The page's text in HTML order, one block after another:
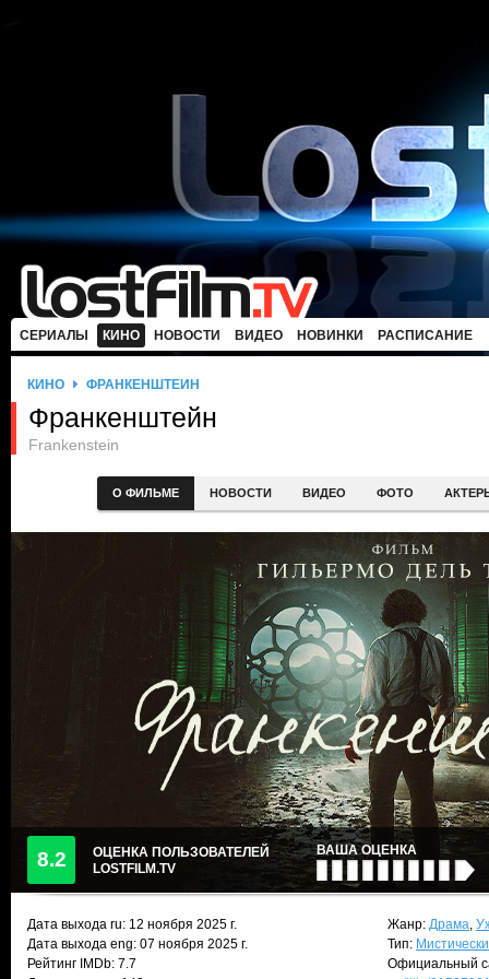
СЕРИАЛЫ КИНО НОВОСТИ ВИДЕО НОВИНКИ РАСПИСАНИЕ
КИНО ФРАНКЕНШТЕЙН
Франкенштейн
Frankenstein
О ФИЛЬМЕ НОВОСТИ ВИДЕО ФОТО
8.2
ОЦЕНКА ПОЛЬЗОВАТЕЛЕЙ
LOSTFILM.TV
ВАША ОЦЕНКА
Дата выхода ru: 12 ноября 2025 г.
Дата выхода eng: 07 ноября 2025 г.
Рейтинг IMDb: 7.7
Жанр: Драма,
Тип:
Официальный